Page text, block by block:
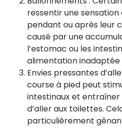
ressentir une
pendant ou après leur
causé par une
l’estomac ou les
alimentation inadaptée
Envies pressantes
course à pied peut
intestinaux et entraîner
d’aller aux toilettes.
particulièrement